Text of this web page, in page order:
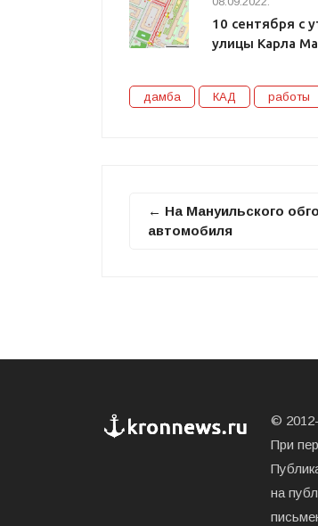
10 сентября с
улицы Карла
дамба КАД работы
← На Мануильского
автомобиля
©
При
на